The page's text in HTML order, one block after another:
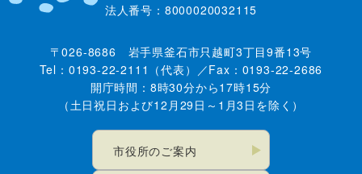
法人番号：8000020032115
〒026-8686 岩手県釜石市只越町3丁目9番13号
Tel：0193-22-2111（代表）／Fax：0193-22-2686
開庁時間：8時30分から17時15分
（土日祝日および12月29日～1月3日を除く）
市役所のご案内